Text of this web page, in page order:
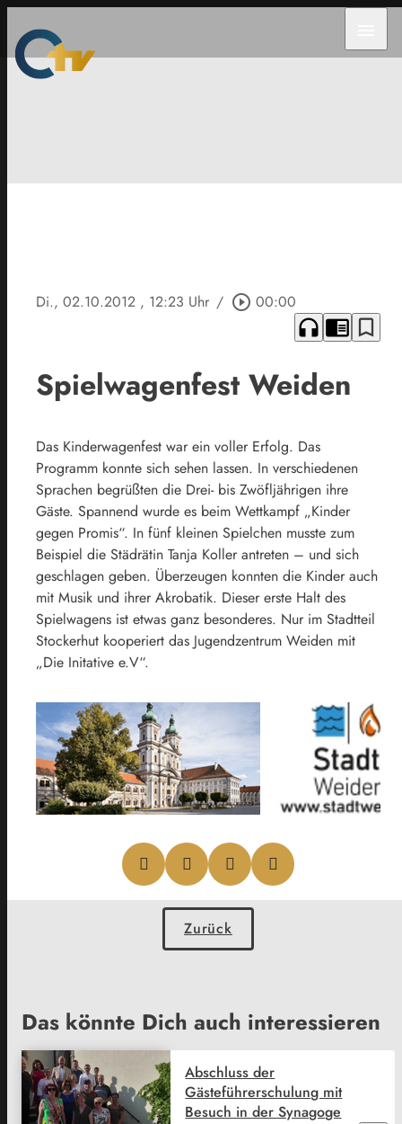
Di., 02.10.2012 , 12:23 Uhr / play_circle_outline 00:00
headphones chrome_reader_mode bookmark_border
Spielwagenfest Weiden
Das Kinderwagenfest war ein voller Erfolg. Das
Programm konnte sich sehen lassen. In verschiedenen
Sprachen begrüßten die Drei- bis Zwöfljährigen ihre
Gäste. Spannend wurde es beim Wettkampf „Kinder
gegen Promis“. In fünf kleinen Spielchen musste zum
Beispiel die Städrätin Tanja Koller antreten – und sich
geschlagen geben. Überzeugen konnten die Kinder auch
mit Musik und ihrer Akrobatik. Dieser erste Halt des
Spielwagens ist etwas ganz besonderes. Nur im Stadtteil
Stockerhut kooperiert das Jugendzentrum Weiden mit
„Die Initative e.V“.
Zurück
Das könnte Dich auch interessieren
Abschluss der
Gästeführerschulung mit
Besuch in der Synagoge